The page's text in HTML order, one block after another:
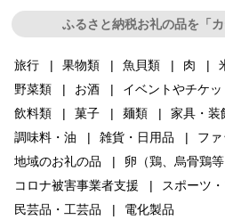
ふるさと納税お礼の品を「
旅行 果物類 魚貝類 肉
野菜類
お酒 イベントやチケ
飲料類
菓子 麺類 家具・装
調味料・油
雑貨・日用品 フ
地域のお礼の品
卵（鶏、烏骨鶏等
コロナ被害事業者支援
スポーツ
民芸品・工芸品
電化製品